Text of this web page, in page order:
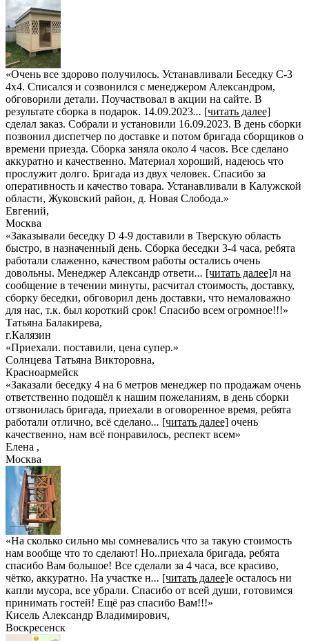
«Очень все здорово получилось. Устанавливали Беседку С-3
4х4. Списался и созвонился с менеджером Александром,
обговорили детали. Поучаствовал в акции на сайте. В
результате сборка в подарок. 14.09.2023... [читать далее]
сделал заказ. Собрали и установили 16.09.2023. В день сборки
позвонил диспетчер по доставке и потом бригада сборщиков о
времени приезда. Сборка заняла около 4 часов. Все сделано
аккуратно и качественно. Материал хороший, надеюсь что
прослужит долго. Бригада из двух человек. Спасибо за
оперативность и качество товара. Устанавливали в Калужской
области, Жуковский район, д. Новая Слобода.»
Евгений,
Москва
«Заказывали беседку D 4-9 доставили в Тверскую область
быстро, в назначенный день. Сборка беседки 3-4 часа, ребята
работали слаженно, качеством работы остались очень
довольны. Менеджер Александр ответи... [читать далее]л на
сообщение в течении минуты, расчитал стоимость, доставку,
сборку беседки, обговорил день доставки, что немаловажно
для нас, т.к. был короткий срок! Спасибо всем огромное!!!»
Татьяна Балакирева,
г.Калязин
«Приехали. поставили, цена супер.»
Солнцева Татьяна Викторовна,
Красноармейск
«Заказали беседку 4 на 6 метров менеджер по продажам очень
ответственно подошёл к нашим пожеланиям, в день сборки
отзвонилась бригада, приехали в оговоренное время, ребята
работали отлично, всё сделано... [читать далее] очень
качественно, нам всё понравилось, респект всем»
Елена ,
Москва
«На сколько сильно мы сомневались что за такую стоимость
нам вообще что то сделают! Но..приехала бригада, ребята
спасибо Вам большое! Все сделали за 4 часа, все красиво,
чётко, аккуратно. На участке н... [читать далее]е осталось ни
капли мусора, все убрали. Спасибо от всей души, готовимся
принимать гостей! Ещё раз спасибо Вам!!!»
Кисель Александр Владимирович,
Воскресенск